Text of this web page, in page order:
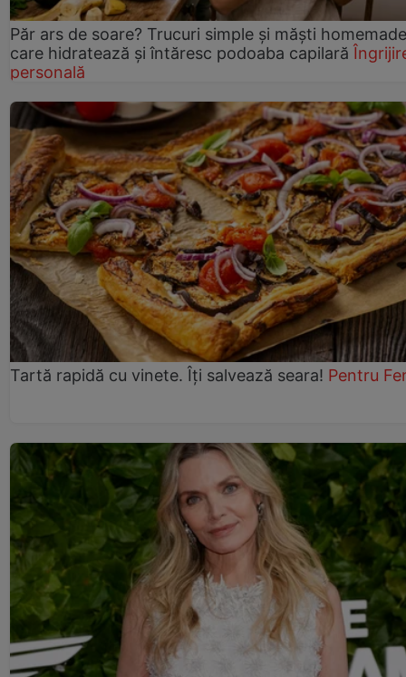
Păr ars de soare? Trucuri simple și măști homemade
care hidratează și întăresc podoaba capilară
personală
Tartă rapidă cu vinete. Îți salvează seara! Pentru